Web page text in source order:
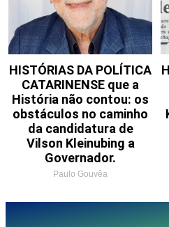
HISTÓRIAS DA POLÍTICA
CATARINENSE que a
História não contou: os
obstáculos no caminho
da candidatura de
Vilson Kleinubing a
Governador.
Paulo Gouvêa